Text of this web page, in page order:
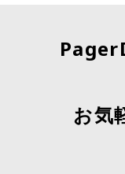
お気